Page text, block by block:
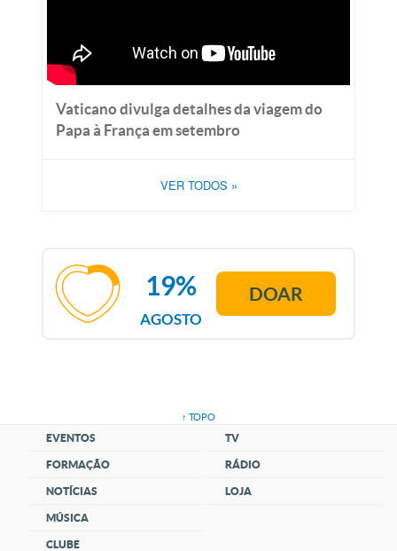
Vaticano divulga detalhes da viagem do
Papa à França em setembro
VER TODOS »
AGOSTO
19% DOAR
↑ TOPO
EVENTOS
FORMAÇÃO
NOTÍCIAS
MÚSICA
CLUBE
TV
RÁDIO
LOJA